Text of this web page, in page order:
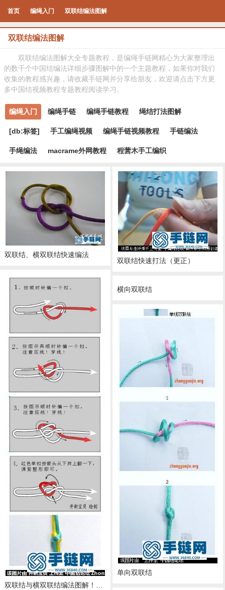
首页 编绳入门 双联结编法图解
双联结编法图解
双联结编法图解大全专题教程，是编绳手链网精心为大家整理出
的数千个中国结编法详细步骤图解中的一个主题教程，如果你对我们
收集的教程感兴趣，请收藏手链网并分享给朋友，欢迎请点击下方更
多中国结视频教程专题教程阅读学习。
编绳入门 编绳手链 编绳手链教程 绳结打法图解
[db:标签] 手工编绳视频 编绳手链视频教程 手链编法
手绳编法 macrame外网教程 程蕓木手工编织
双联结、横双联结快速编法
双联结快速打法（更正）
双联结与横双联结编法图解！（进来看看它们的不同与相同之处）
横向双联结
单向双联结